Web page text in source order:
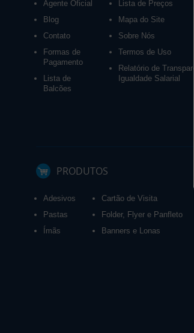
Agente Oficial
Blog
Contato
Formas de
Pagamento
Lista de
Balcões
Lista de Preços
Mapa do Site
Sobre Nós
Termos de Uso
Relatório de
Igualdade Salarial
PRODUTOS
Adesivos
Pastas
Ímãs
Cartão de Visita
Folder, Flyer e Panfleto
Banners e Lonas